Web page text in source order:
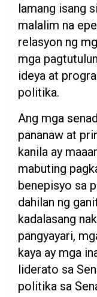
lamang isang
malalim na
relasyon ng
mga
ideya at
politika.
Ang mga
pananaw at
kanila ay
mabuting
benepisyo sa
dahilan ng
kadalasang
pangyayari,
kaya ay mga
liderato sa
politika sa